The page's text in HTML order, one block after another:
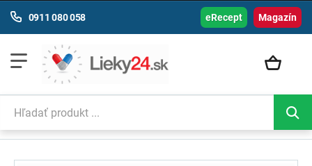
Magazín
0911 080 058 eRecept